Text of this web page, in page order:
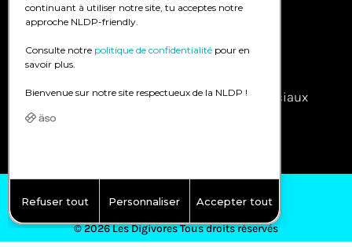
continuant à utiliser notre site, tu acceptes notre
approche NLDP-friendly.
Consulte notre politique de confidentialité pour en
savoir plus.
Bienvenue sur notre site respectueux de la NLDP !
Refuser tout Personnaliser Accepter tout
Google Ads – SEA
Facebook/instagram Ads – SMA
Community management – réseaux sociaux
© 2026 Les Digivores Tous droits réservés